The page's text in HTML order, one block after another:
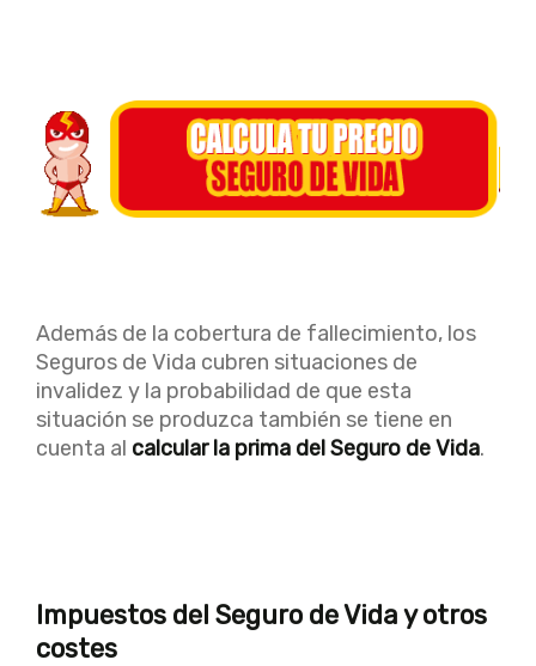
Además de la cobertura de fallecimiento, los
Seguros de Vida cubren situaciones de
invalidez y la probabilidad de que esta
situación se produzca también se tiene en
cuenta al calcular la prima del Seguro de Vida.
Impuestos del Seguro de Vida y otros
costes